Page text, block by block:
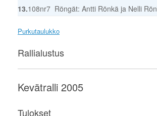
13.108nr7 Röngät: Antti Rönkä ja Nelli
Purkutaulukko
Rallialustus
Kevätralli 2005
Tulokset